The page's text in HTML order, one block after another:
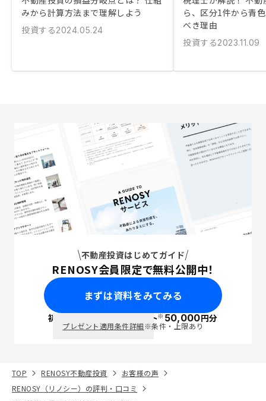
みから計算方法まで理解しよう
投資する2024.05.24
ら、区分1件から青
べき理由
投資する2023.11.09
不動産投資はじめてガイド
RENOSY会員限定で無料公開中！
まずは資料をみてみる
初回面談で ポイント※50,000円分
プレゼント適用条件詳細※条件・上限あり
TOP RENOSY不動産投資
お客様の声
RENOSY（リノシー）の評判・口コミ